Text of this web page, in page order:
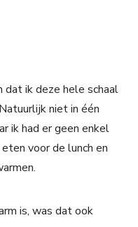
ik deze hele schaal
niet in één
ik had er geen enkel
voor de lunch en
is, was dat ook